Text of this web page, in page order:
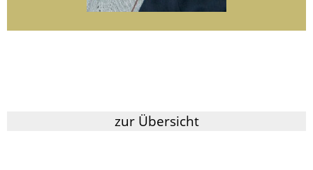
zur Übersicht